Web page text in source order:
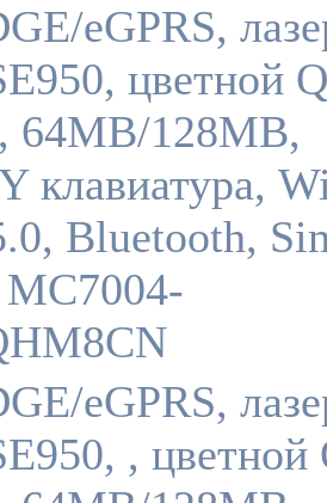
eGPRS,
цветной
64MB/128MB,
клавиатура,
Bluetooth,
eGPRS,
,